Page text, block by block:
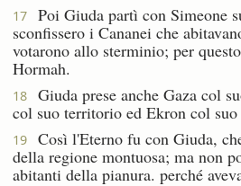
17
Poi Giuda partì con Simeone
sconfissero i Cananei che
votarono allo sterminio; per
Hormah.
18
Giuda prese anche Gaza col
col suo territorio ed Ekron col
19
Così l'Eterno fu con Giuda,
della regione montuosa; ma non
abitanti della pianura. perché